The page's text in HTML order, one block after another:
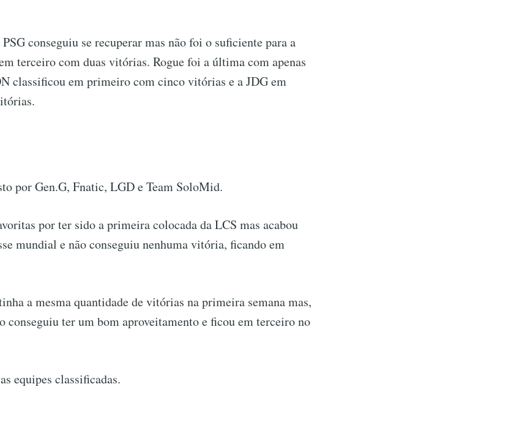
PSG conseguiu se recuperar mas não foi o suficiente para a
terceiro com duas vitórias. Rogue foi a última com apenas
classificou em primeiro com cinco vitórias e a JDG em
por Gen.G, Fnatic, LGD e Team SoloMid.
por ter sido a primeira colocada da LCS mas acabou
mundial e não conseguiu nenhuma vitória, ficando em
a mesma quantidade de vitórias na primeira semana mas,
conseguiu ter um bom aproveitamento e ficou em terceiro no
equipes classificadas.